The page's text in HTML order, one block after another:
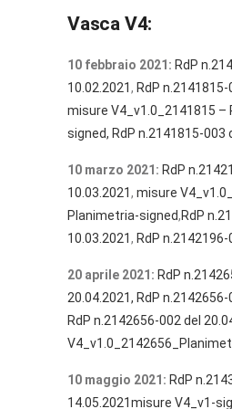
Vasca V4:
10 febbraio 2021: RdP
10.02.2021, RdP
misure V4_v1.0_2141815 –
signed, RdP n.2141815-003
10 marzo 2021: RdP
10.03.2021, misure
Planimetria-signed,RdP
10.03.2021, RdP
20 aprile 2021: RdP
20.04.2021, RdP
RdP n.2142656-002 del
10 maggio 2021: RdP
14.05.2021misure V4_v1-